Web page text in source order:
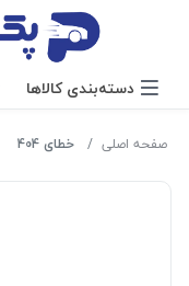
دسته‌بندی‌ کالاها
صفحه اصلی خطای 404